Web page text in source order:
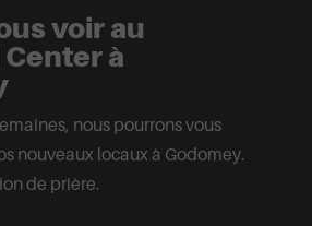
voir au
Center à
nous pourrons vous
nouveaux locaux à Godomey.
de prière.